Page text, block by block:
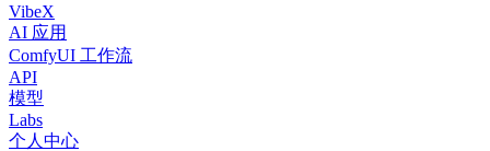
VibeX
AI 应用
ComfyUI 工作流
API
模型
Labs
个人中心